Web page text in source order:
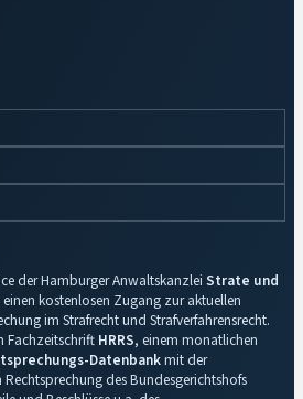
der Hamburger Anwaltskanzlei Strate und
kostenlosen Zugang zur aktuellen
im Strafrecht und Strafverfahrensrecht.
Fachzeitschrift HRRS, einem monatlichen
Datenbankmit der
des Bundesgerichtshofs